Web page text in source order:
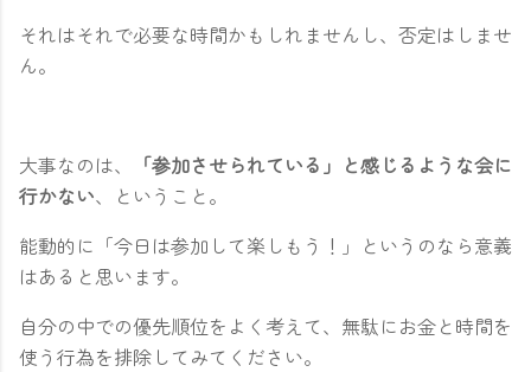
それはそれで必要な時間かもしれませんし、否定はしませ
ん。
大事なのは、
「参加させられている」と感じるような会に
行かない、ということ。
能動的に「今日は参加して楽しもう！」というのなら意義
はあると思います。
自分の中での優先順位をよく考えて、無駄にお金と時間を
使う行為を排除してみてください。